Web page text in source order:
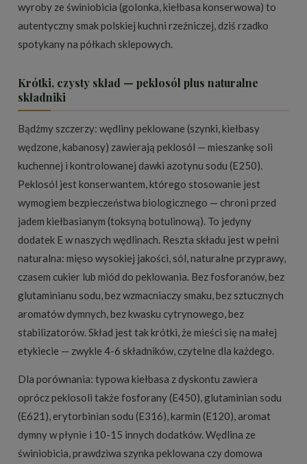
wyroby ze świniobicia (golonka, kiełbasa konserwowa) to
autentyczny smak polskiej kuchni rzeźniczej, dziś rzadko
spotykany na półkach sklepowych.
Krótki, czysty skład — peklosól plus naturalne
składniki
Bądźmy szczerzy: wędliny peklowane (szynki, kiełbasy
wędzone, kabanosy) zawierają peklosól — mieszankę soli
kuchennej i kontrolowanej dawki azotynu sodu (E250).
Peklosól jest konserwantem, którego stosowanie jest
wymogiem bezpieczeństwa biologicznego — chroni przed
jadem kiełbasianym (toksyną botulinową). To jedyny
dodatek E w naszych wędlinach. Reszta składu jest w pełni
naturalna: mięso wysokiej jakości, sól, naturalne przyprawy,
czasem cukier lub miód do peklowania. Bez fosforanów, bez
glutaminianu sodu, bez wzmacniaczy smaku, bez sztucznych
aromatów dymnych, bez kwasku cytrynowego, bez
stabilizatorów. Skład jest tak krótki, że mieści się na małej
etykiecie — zwykle 4-6 składników, czytelne dla każdego.
Dla porównania: typowa kiełbasa z dyskontu zawiera
oprócz peklosoli także fosforany (E450), glutaminian sodu
(E621), erytorbinian sodu (E316), karmin (E120), aromat
dymny w płynie i 10-15 innych dodatków. Wędlina ze
świniobicia, prawdziwa szynka peklowana czy domowa